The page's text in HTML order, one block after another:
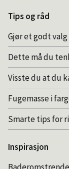
Tips og råd
Gjør et godt
Dette må du
Visste du at du
Fugemasse i
Smarte tips for
Inspirasjon